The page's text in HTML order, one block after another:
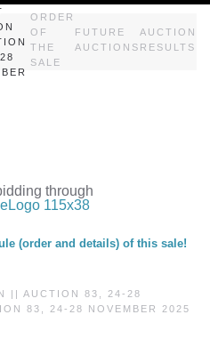
ORDER
OF
THE
SALE
FUTURE
AUCTIONS
AUCTION
RESULTS
through
(order and details) of this sale!
|| AUCTION 83, 24-28
83, 24-28 NOVEMBER 2025